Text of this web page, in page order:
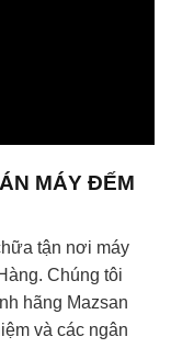
MÁY ĐẾM
tận nơi máy
Chúng tôi
hãng Mazsan
và các ngân